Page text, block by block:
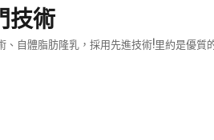
技術
自體脂肪隆乳，採用先進技術!里約是優